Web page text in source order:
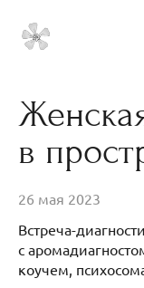
в
26 мая 2023
Встреча-
с
коучем,